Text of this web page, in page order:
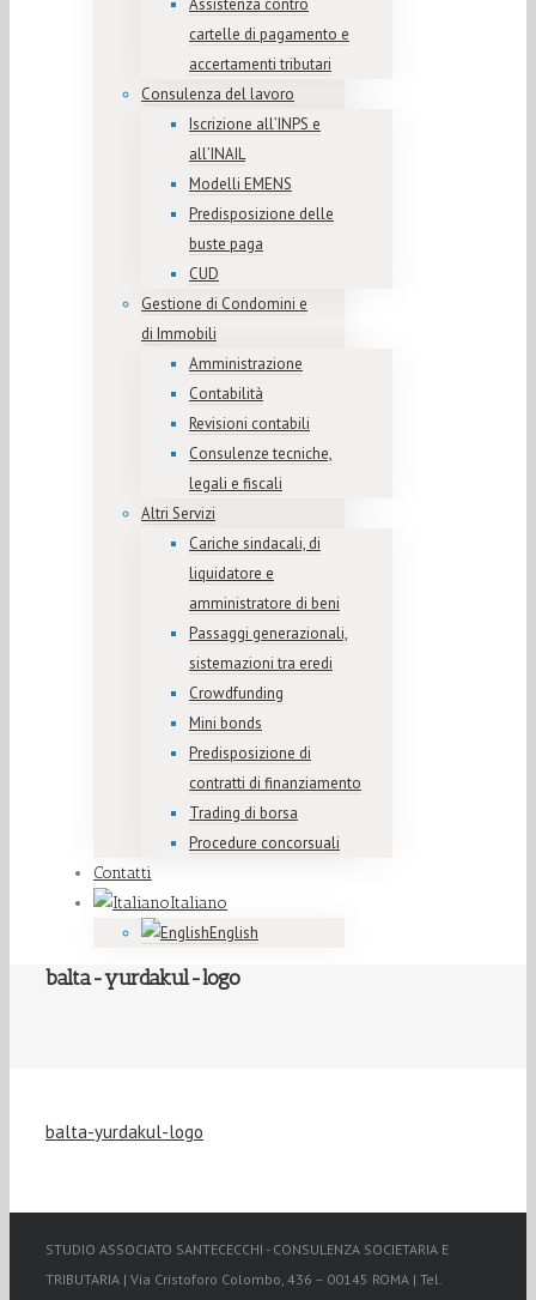
Assistenza contro
cartelle di pagamento e
accertamenti tributari
Consulenza del lavoro
Iscrizione all’INPS e
all’INAIL
Modelli EMENS
Predisposizione delle
buste paga
CUD
Gestione di Condomini e
di Immobili
Amministrazione
Contabilità
Revisioni contabili
Consulenze tecniche,
legali e fiscali
Altri Servizi
Cariche sindacali, di
liquidatore e
amministratore di beni
Passaggi generazionali,
sistemazioni tra eredi
Crowdfunding
Mini bonds
Predisposizione di
contratti di finanziamento
Trading di borsa
Procedure concorsuali
Contatti
Italiano
English
balta-yurdakul-logo
balta-yurdakul-logo
STUDIO ASSOCIATO SANTECECCHI - CONSULENZA SOCIETARIA E
TRIBUTARIA | Via Cristoforo Colombo, 436 – 00145 ROMA | Tel.